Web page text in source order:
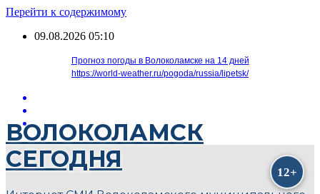
Перейти к содержимому
09.08.2026 05:10
Прогноз погоды в Волоколамске на 14 дней
https://world-weather.ru/pogoda/russia/lipetsk/
ВОЛОКОЛАМСК
СЕГОДНЯ